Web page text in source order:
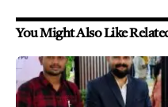
You Might Also Like